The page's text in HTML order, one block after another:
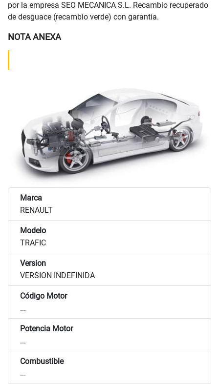
por la empresa SEO MECANICA S.L. Recambio recuperado
de desguace (recambio verde) con garantía.
NOTA ANEXA
Marca
RENAULT
Modelo
TRAFIC
Version
VERSION INDEFINIDA
Código Motor
...
Potencia Motor
...
Combustible
...